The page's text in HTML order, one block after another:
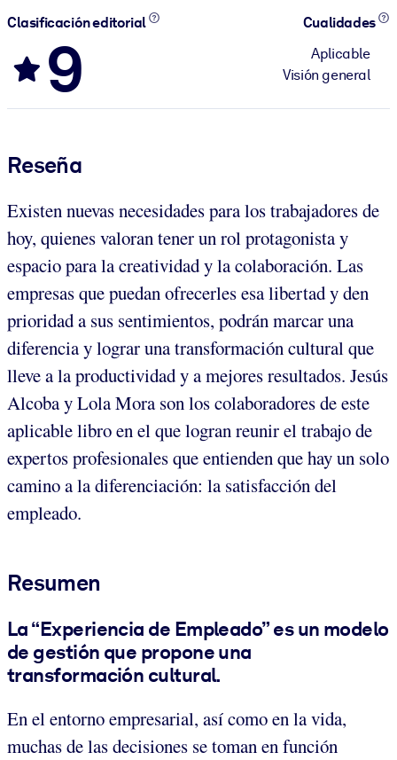
Clasificación editorial
9
Cualidades
Aplicable
Visión general
Reseña
Existen nuevas necesidades para los trabajadores de
hoy, quienes valoran tener un rol protagonista y
espacio para la creatividad y la colaboración. Las
empresas que puedan ofrecerles esa libertad y den
prioridad a sus sentimientos, podrán marcar una
diferencia y lograr una transformación cultural que
lleve a la productividad y a mejores resultados. Jesús
Alcoba y Lola Mora son los colaboradores de este
aplicable libro en el que logran reunir el trabajo de
expertos profesionales que entienden que hay un solo
camino a la diferenciación: la satisfacción del
empleado.
Resumen
La “Experiencia de Empleado” es un modelo
de gestión que propone una
transformación cultural.
En el entorno empresarial, así como en la vida,
muchas de las decisiones se toman en función